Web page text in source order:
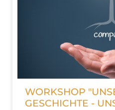
WORKSHOP
GESCHICHTE -